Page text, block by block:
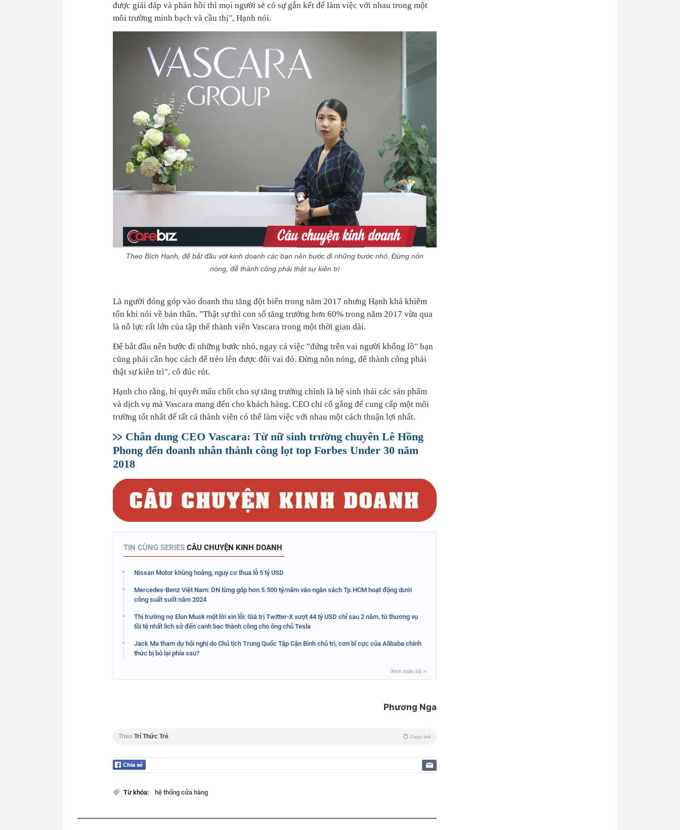
được giải đáp và phản hồi thì mọi người sẽ có sự gắn kết để làm việc với nhau trong một
môi trường minh bạch và cầu thị", Hạnh nói.
Theo Bích Hạnh, để bắt đầu với kinh doanh các bạn nên bước đi những bước nhỏ. Đừng nôn
nóng, để thành công phải thật sự kiên trì
Là người đóng góp vào doanh thu tăng đột biến trong năm 2017 nhưng Hạnh khá khiêm
tốn khi nói về bản thân. "Thật sự thì con số tăng trưởng hơn 60% trong năm 2017 vừa qua
là nỗ lực rất lớn của tập thể thành viên Vascara trong một thời gian dài.
Để bắt đầu nên bước đi những bước nhỏ, ngay cả việc "đứng trên vai người khổng lồ" bạn
cũng phải cần học cách để trèo lên được đôi vai đó. Đừng nôn nóng, để thành công phải
thật sự kiên trì", cô đúc rút.
Hạnh cho rằng, bí quyết mấu chốt cho sự tăng trưởng chính là hệ sinh thái các sản phẩm
và dịch vụ mà Vascara mang đến cho khách hàng. CEO chỉ cố gắng để cung cấp một môi
trường tốt nhất để tất cả thành viên có thể làm việc với nhau một cách thuận lợi nhất.
Chân dung CEO Vascara: Từ nữ sinh trường chuyên Lê Hồng
Phong đến doanh nhân thành công lọt top Forbes Under 30 năm
2018
TIN CÙNG SERIES CÂU CHUYỆN KINH DOANH
Nissan Motor khủng hoảng, nguy cơ thua lỗ 5 tỷ USD
Mercedes-Benz Việt Nam: DN từng góp hơn 5.500 tỷ/năm vào ngân sách Tp.HCM hoạt động dưới
công suất suốt năm 2024
Thị trường nợ Elon Musk một lời xin lỗi: Giá trị Twitter-X vượt 44 tỷ USD chỉ sau 2 năm, từ thương vụ
tồi tệ nhất lịch sử đến canh bạc thành công cho ông chủ Tesla
Jack Ma tham dự hội nghị do Chủ tịch Trung Quốc Tập Cận Bình chủ trì, cơn bĩ cực của Alibaba chính
thức bị bỏ lại phía sau?
Xem toàn bộ ››
Phương Nga
Theo Trí Thức Trẻ Copy link
Từ khóa: hệ thống cửa hàng